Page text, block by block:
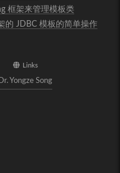
框架来管理模板类
的 JDBC 模板的简单操作
Links
Dr. Yongze Song